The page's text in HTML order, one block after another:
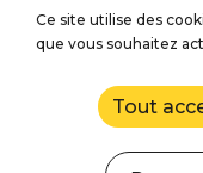
Menu
Accueil
Mentions légales
Presse
Nous contacter
Plan du site
Réalisation : StudioJuillet
Ce site utilise des
que vous souhaitez
Tout